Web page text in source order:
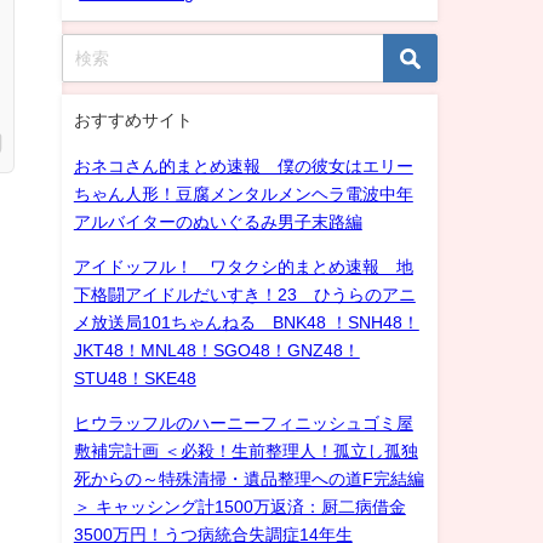
おすすめサイト
おネコさん的まとめ速報 僕の彼女はエリー
ちゃん人形！豆腐メンタルメンヘラ電波中年
アルバイターのぬいぐるみ男子末路編
アイドッフル！ ワタクシ的まとめ速報 地
下格闘アイドルだいすき！23 ひうらのアニ
メ放送局101ちゃんねる BNK48 ！SNH48！
JKT48！MNL48！SGO48！GNZ48！
STU48！SKE48
ヒウラッフルのハーニーフィニッシュゴミ屋
敷補完計画 ＜必殺！生前整理人！孤立し孤独
死からの～特殊清掃・遺品整理への道F完結編
＞ キャッシング計1500万返済：厨二病借金
3500万円！うつ病統合失調症14年生